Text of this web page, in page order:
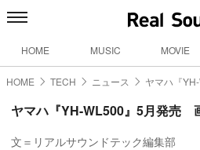
HOME MUSIC MOVIE
HOME TECH ニュース ヤマハ『
ヤマハ『YH-WL500』5月発売
文＝リアルサウンドテック編集部